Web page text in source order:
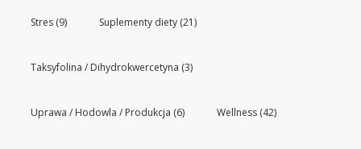
Stres (9) Suplementy diety (21)
Taksyfolina / Dihydrokwercetyna (3)
Uprawa / Hodowla / Produkcja (6) Wellness (42)